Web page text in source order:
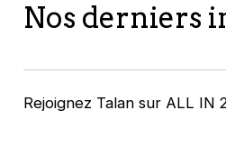
Nos derniers
Rejoignez Talan sur ALL IN